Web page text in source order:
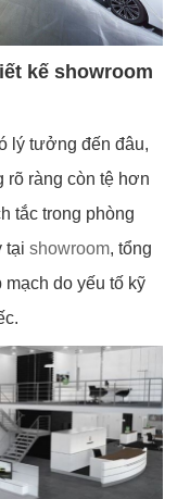
kế showroom
lý tưởng đến đâu,
rõ ràng còn tệ hơn
tắc trong phòng
tạishowroom, tổng
do yếu tố kỹ